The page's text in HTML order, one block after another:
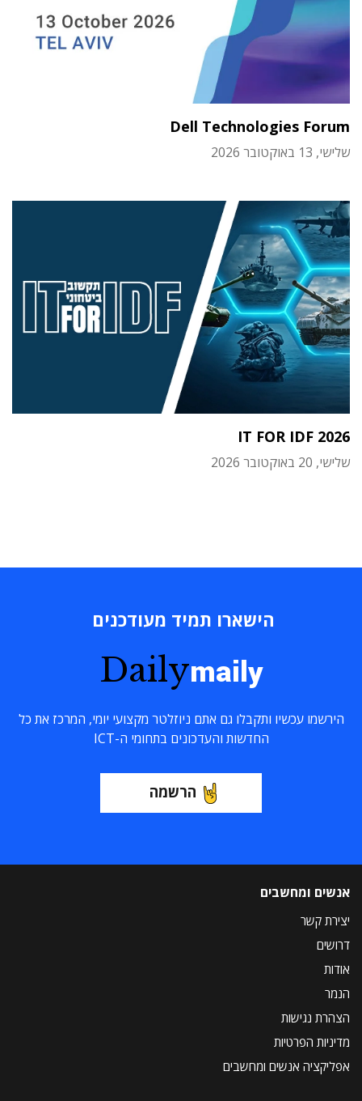
Dell Technologies Forum
שלישי, 13 באוקטובר 2026
IT FOR IDF 2026
שלישי, 20 באוקטובר 2026
הישארו תמיד מעודכנים
Dailymaily
הירשמו עכשיו ותקבלו גם אתם ניוזלטר מקצועי יומי, המרכז את כל
החדשות והעדכונים בתחומי ה-ICT
הרשמה
אנשים ומחשבים
יצירת קשר
דרושים
אודות
הנמר
הצהרת נגישות
מדיניות הפרטיות
אפליקציה אנשים ומחשבים